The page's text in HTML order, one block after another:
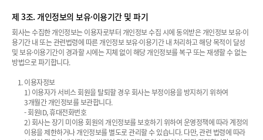
제 3조. 개인정보의 보유·이용기간 및 파기
회사는 수집한 개인정보는 이용자로부터 개인정보 수집 시에 동의받은 개인정보 보유·이
용기간 내 또는 관련법령에 따른 개인정보 보유·이용기간 내 처리하고 해당 목적이 달성
및 보유·이용기간이 경과할 시에는 지체 없이 해당 개인정보를 복구 또는 재생할 수 없는
방법으로 파기합니다.
이용자정보
1) 이용자가 서비스 회원을 탈퇴할 경우 회사는 부정이용을 방지하기 위하여
3개월간 개인정보를 보관합니다.
- 회원ID, 휴대전화번호
2) 회사는 장기 미이용 회원의 개인정보를 보호하기 위하여 운영정책에 따라 계정의
이용을 제한하거나 개인정보를 별도로 관리할 수 있습니다. 다만, 관련 법령에 따라